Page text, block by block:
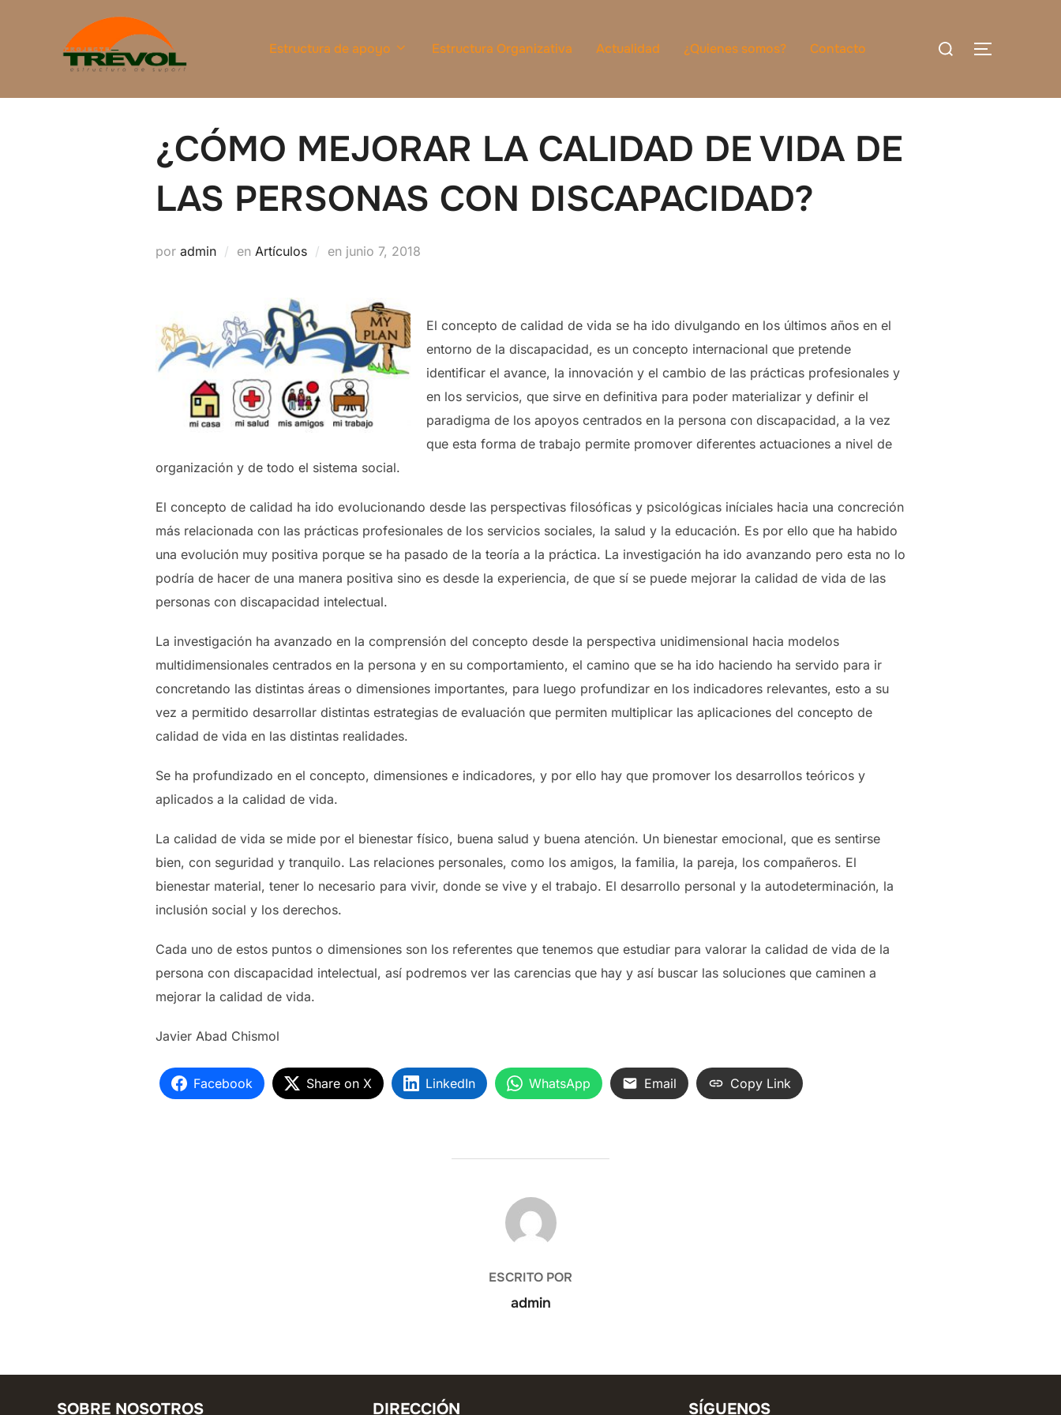
Estructura de apoyo Estructura Organizativa Actualidad ¿Quienes somos? Contacto
Buscar:
¿CÓMO MEJORAR LA CALIDAD DE VIDA DE
LAS PERSONAS CON DISCAPACIDAD?
por admin en Artículos en Publicado
junio 7, 2018
El concepto de calidad de vida se ha ido divulgando en los últimos años en el
entorno de la discapacidad, es un concepto internacional que pretende
identificar el avance, la innovación y el cambio de las prácticas profesionales y
en los servicios, que sirve en definitiva para poder materializar y definir el
paradigma de los apoyos centrados en la persona con discapacidad, a la vez
que esta forma de trabajo permite promover diferentes actuaciones a nivel de
organización y de todo el sistema social.
El concepto de calidad ha ido evolucionando desde las perspectivas filosóficas y psicológicas iníciales hacia una concreción
más relacionada con las prácticas profesionales de los servicios sociales, la salud y la educación. Es por ello que ha habido
una evolución muy positiva porque se ha pasado de la teoría a la práctica. La investigación ha ido avanzando pero esta no lo
podría de hacer de una manera positiva sino es desde la experiencia, de que sí se puede mejorar la calidad de vida de las
personas con discapacidad intelectual.
La investigación ha avanzado en la comprensión del concepto desde la perspectiva unidimensional hacia modelos
multidimensionales centrados en la persona y en su comportamiento, el camino que se ha ido haciendo ha servido para ir
concretando las distintas áreas o dimensiones importantes, para luego profundizar en los indicadores relevantes, esto a su
vez a permitido desarrollar distintas estrategias de evaluación que permiten multiplicar las aplicaciones del concepto de
calidad de vida en las distintas realidades.
Se ha profundizado en el concepto, dimensiones e indicadores, y por ello hay que promover los desarrollos teóricos y
aplicados a la calidad de vida.
La calidad de vida se mide por el bienestar físico, buena salud y buena atención. Un bienestar emocional, que es sentirse
bien, con seguridad y tranquilo. Las relaciones personales, como los amigos, la familia, la pareja, los compañeros. El
bienestar material, tener lo necesario para vivir, donde se vive y el trabajo. El desarrollo personal y la autodeterminación, la
inclusión social y los derechos.
Cada uno de estos puntos o dimensiones son los referentes que tenemos que estudiar para valorar la calidad de vida de la
persona con discapacidad intelectual, así podremos ver las carencias que hay y así buscar las soluciones que caminen a
mejorar la calidad de vida.
Javier Abad Chismol
Facebook Share on X LinkedIn WhatsApp Email Copy Link
AUTOR DE LA ENTRADA
ESCRITO POR
admin
SOBRE NOSOTROS DIRECCIÓN SÍGUENOS